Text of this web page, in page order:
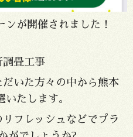
が開催されました！
調畳工事
いた方々の中から熊本
たします。
フレッシュなどでプラ